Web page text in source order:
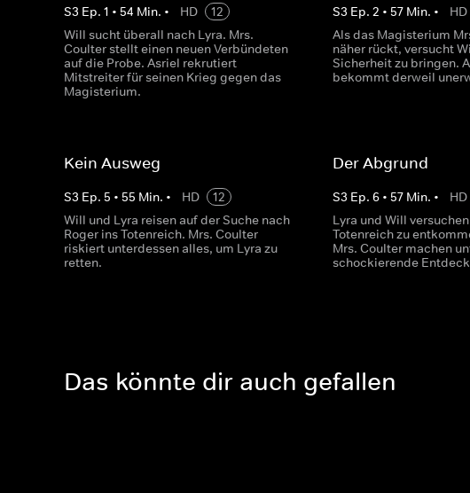
S3 Ep. 1 • 54 Min. • HD
12
Will sucht überall nach Lyra. Mrs.
Coulter stellt einen neuen Verbündeten
auf die Probe. Asriel rekrutiert
Mitstreiter für seinen Krieg gegen das
Magisterium.
S3 Ep.2 • 57 Min. • HD
Als das Magisterium
näher rückt, versucht
Sicherheit zu bringen.
bekommt derweil
Kein Ausweg
S3 Ep. 5 • 55 Min. • HD
12
Will und Lyra reisen auf der Suche nach
Roger ins Totenreich. Mrs. Coulter
riskiert unterdessen alles, um Lyra zu
retten.
Der Abgrund
S3 Ep.6 • 57 Min. • HD
Lyra und Will
Totenreich zu
Mrs. Coulter machen
schockierende
Das könnte dir auch gefallen